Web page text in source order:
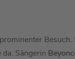
Sängerin